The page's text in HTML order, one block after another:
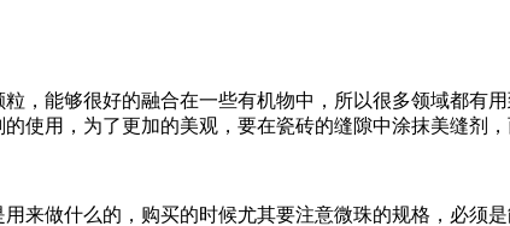
，能够很好的融合在一些有机物中，所以很多领域都有
使用，为了更加的美观，要在瓷砖的缝隙中涂抹美缝剂
来做什么的，购买的时候尤其要注意微珠的规格，必须